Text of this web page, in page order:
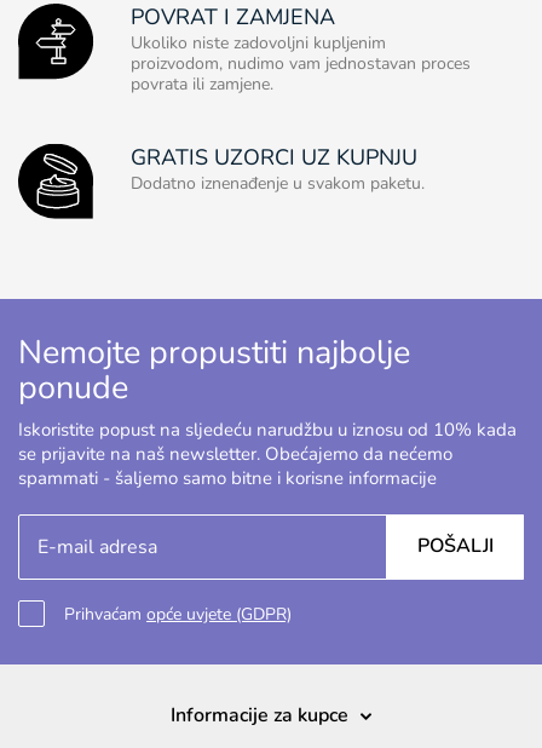
POVRAT I ZAMJENA
Ukoliko niste zadovoljni kupljenim
proizvodom, nudimo vam jednostavan proces
povrata ili zamjene.
GRATIS UZORCI UZ KUPNJU
Dodatno iznenađenje u svakom paketu.
Nemojte propustiti najbolje
ponude
Iskoristite popust na sljedeću narudžbu u iznosu od 10% kada
se prijavite na naš newsletter. Obećajemo da nećemo
spammati - šaljemo samo bitne i korisne informacije
POŠALJI
Prihvaćam opće uvjete (GDPR)
Informacije za kupce